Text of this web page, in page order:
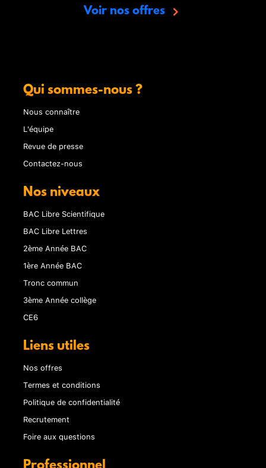
Voir nos offres
Qui sommes-nous ?
Nous connaître
L'équipe
Revue de presse
Contactez-nous
Nos niveaux
BAC Libre Scientifique
BAC Libre Lettres
2ème Année BAC
1ère Année BAC
Tronc commun
3ème Année collège
CE6
Liens utiles
Nos offres
Termes et conditions
Politique de confidentialité
Recrutement
Foire aux questions